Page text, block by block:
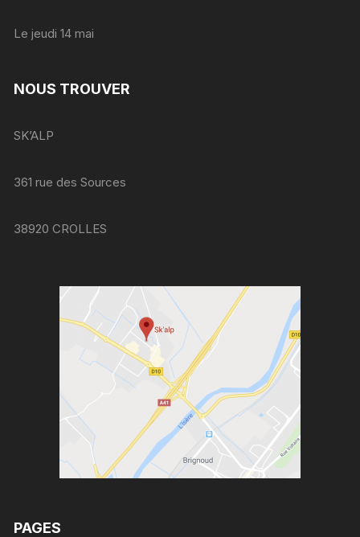
Le jeudi 14 mai
NOUS TROUVER
SK’ALP
361 rue des Sources
38920 CROLLES
PAGES